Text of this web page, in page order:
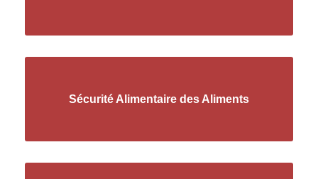
Sécurité Alimentaire des Aliments